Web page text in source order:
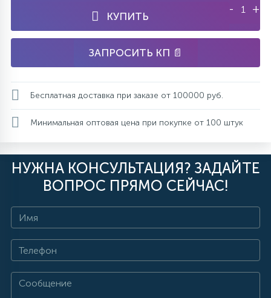
КУПИТЬ
- +
ЗАПРОСИТЬ КП 📄
Бесплатная доставка при заказе от 100000 руб.
Минимальная оптовая цена при покупке от 100 штук
НУЖНА КОНСУЛЬТАЦИЯ? ЗАДАЙТЕ
ВОПРОС ПРЯМО СЕЙЧАС!